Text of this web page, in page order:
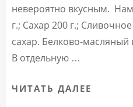
невероятно вкусным.
г.; Сахар 200 г.;
сахар. Белково-
В отдельную …
ЧИТАТЬ ДАЛЕЕ